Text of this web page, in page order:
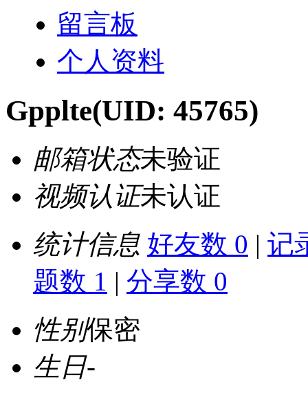
留言板
个人资料
Gpplte(UID: 45765)
邮箱状态未验证
视频认证未认证
统计信息 好友数 0 | 记
题数 1 | 分享数 0
性别保密
生日-